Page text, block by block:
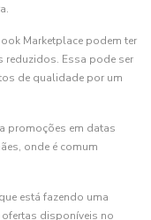
Marketplace podem ter
Essa pode ser
de qualidade por um
promoções em datas
onde é comum
está fazendo uma
disponíveis no